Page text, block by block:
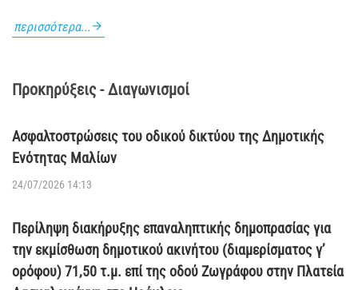
περισσότερα...
Προκηρύξεις - Διαγωνισμοί
Ασφαλτοστρώσεις του οδικού δικτύου της Δημοτικής
Ενότητας Μαλίων
24/07/2026 14:13
Περίληψη διακήρυξης επαναληπτικής δημοπρασίας για
την εκμίσθωση δημοτικού ακινήτου (διαμερίσματος γ’
ορόφου) 71,50 τ.μ. επί της οδού Ζωγράφου στην Πλατεία